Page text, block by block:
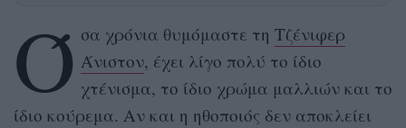
Ό σα χρόνια θυμόμαστε τη Τζένιφερ
Άνιστον, έχει λίγο πολύ το ίδιο
χτένισμα, το ίδιο χρώμα μαλλιών και το
ίδιο κούρεμα. Αν και η ηθοποιός δεν αποκλείει